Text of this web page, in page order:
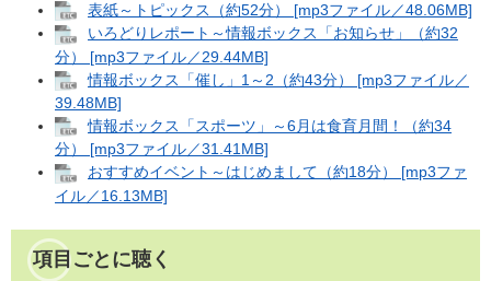
表紙～トピックス（約52分） [mp3ファイル／48.06MB]
いろどりレポート～情報ボックス「お知らせ」（約32
分） [mp3ファイル／29.44MB]
情報ボックス「催し」1～2（約43分） [mp3ファイル／
39.48MB]
情報ボックス「スポーツ」～6月は食育月間！（約34
分） [mp3ファイル／31.41MB]
おすすめイベント～はじめまして（約18分） [mp3ファ
イル／16.13MB]
項目ごとに聴く